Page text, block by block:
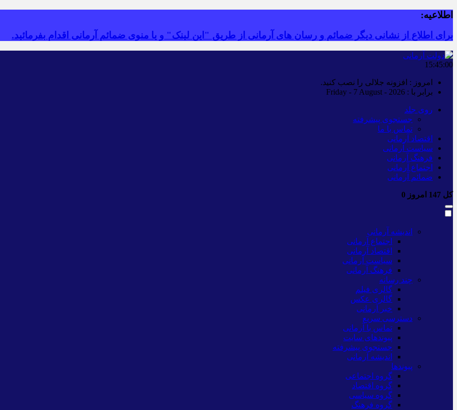
اطلاعیه:
برای اطلاع از نشانی دیگر ضمائم و رسان های آرمانی از طریق "این لینک" و یا منوی ضمائم آرمانی اقدام بفرمائید.
15:45:01
امروز : افزونه جلالی را نصب کنید.
برابر با : Friday - 7 August - 2026
روی جلد
جستجوی پیشرفته
تماس با ما
اقتصاد آرمانی
سیاست آرمانی
فرهنگ آرمانی
اجتماع آرمانی
ضمائم آرمانی
کل امروز 0
اندیشه آرمانی
اجتماع آرمانی
اقتصاد آرمانی
سیاست آرمانی
فرهنگ آرمانی
چند رسانه
گالری فیلم
گالری عکس
خبر آرمانی
دسترسی سریع
تماس با آرمانی
پیوندهای سایت
جستجوی پیشرفته
اندیشه آرمانی
پیوندها
گروه اجتماعی
گروه اقتصاد
گروه سیاسی
گروه فرهنگ